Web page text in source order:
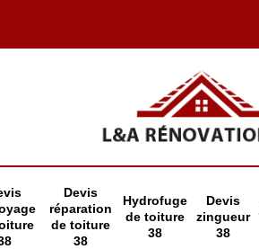
Devis
réparation
de toiture
38
Hydrofuge
de toiture
38
Devis
zingueur
38